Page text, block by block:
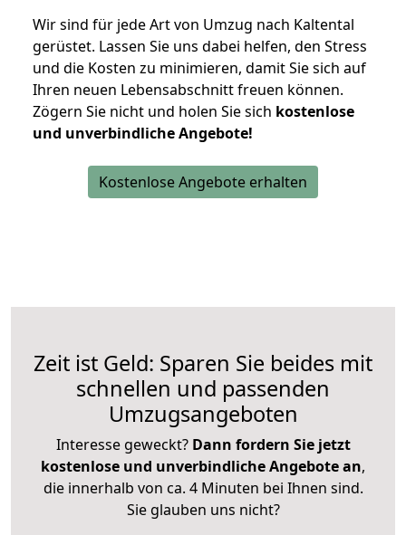
Wir sind für jede Art von Umzug nach Kaltental
gerüstet. Lassen Sie uns dabei helfen, den Stress
und die Kosten zu minimieren, damit Sie sich auf
Ihren neuen Lebensabschnitt freuen können.
Zögern Sie nicht und holen Sie sich kostenlose
und unverbindliche Angebote!
Kostenlose Angebote erhalten
Zeit ist Geld: Sparen Sie beides mit
schnellen und passenden
Umzugsangeboten
Interesse geweckt? Dann fordern Sie jetzt
kostenlose und unverbindliche Angebote an,
die innerhalb von ca. 4 Minuten bei Ihnen sind.
Sie glauben uns nicht?